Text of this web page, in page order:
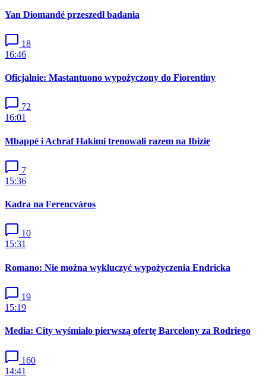
Yan Diomandé przeszedł badania
18
16:46
Oficjalnie: Mastantuono wypożyczony do Fiorentiny
72
16:01
Mbappé i Achraf Hakimi trenowali razem na Ibizie
7
15:36
Kadra na Ferencváros
10
15:31
Romano: Nie można wykluczyć wypożyczenia Endricka
19
15:19
Media: City wyśmiało pierwszą ofertę Barcelony za Rodriego
160
14:41